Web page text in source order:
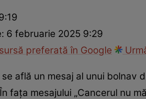
6 februarie 2025 9:29
preferată în Google
află un mesaj al unui
fața mesajului „Cancerul nu